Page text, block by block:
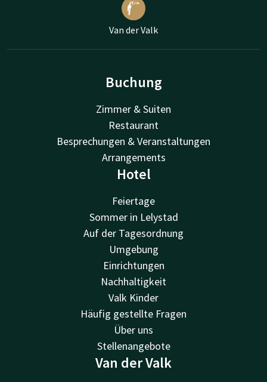
Van der Valk
Buchung
Zimmer & Suiten
Restaurant
Besprechungen & Veranstaltungen
Arrangements
Hotel
Feiertage
Sommer in Lelystad
Auf der Tagesordnung
Umgebung
Einrichtungen
Nachhaltigkeit
Valk Kinder
Häufig gestellte Fragen
Über uns
Stellenangebote
Van der Valk